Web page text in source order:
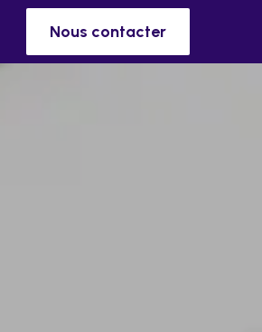
Nous contacter